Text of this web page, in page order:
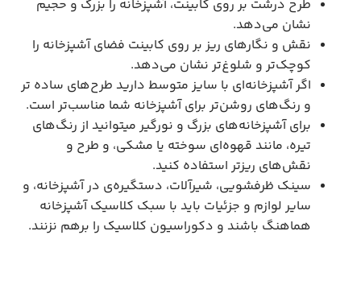
طرح درشت بر روی کابینت، آشپزخانه را بزرگ و حجیم
نشان می‌دهد.
نقش و نگارهای ریز بر روی کابینت فضای آشپزخانه را
کوچک‌تر و شلوغ‌تر نشان می‌دهد.
اگر آشپزخانه‌ای با سایز متوسط دارید طرح‌های ساده تر
و رنگ‌های روشن‌تر برای آشپزخانه شما مناسب‌تر است.
برای آشپزخانه‌های بزرگ و نورگیر میتوانید از رنگ‌های
تیره، مانند قهوه‌ای سوخته یا مشکی، و طرح و
نقش‌های ریزتر استفاده کنید.
سینک ظرفشویی، شیرآلات، دستگیره‌ی در آشپزخانه، و
سایر لوازم و جزئیات باید با سبک کلاسیک آشپزخانه
هماهنگ باشند و دکوراسیون کلاسیک را برهم نزنند.